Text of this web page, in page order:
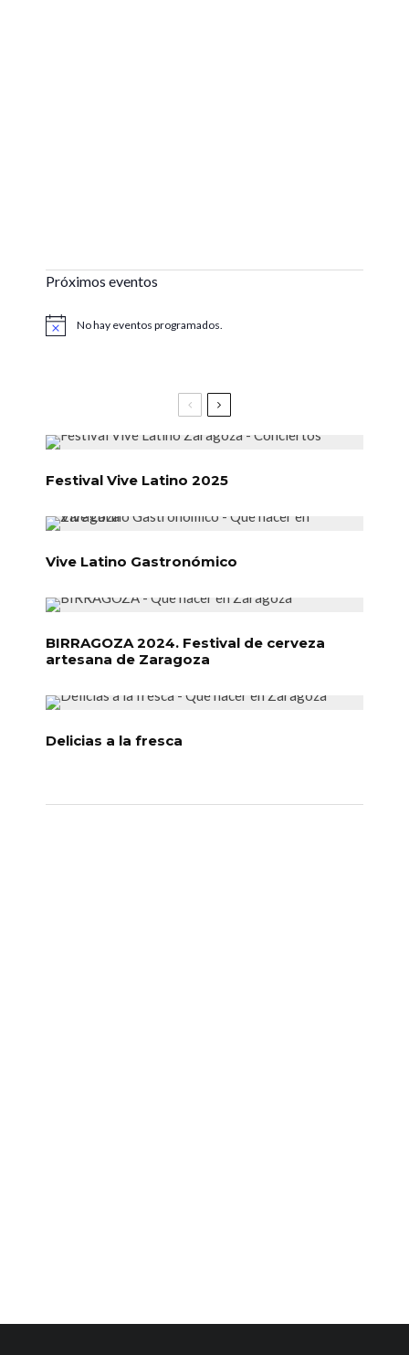
Próximos eventos
Aviso No hay eventos programados.
Festival Vive Latino 2025
Vive Latino Gastronómico
BIRRAGOZA 2024. Festival de cerveza
artesana de Zaragoza
Delicias a la fresca